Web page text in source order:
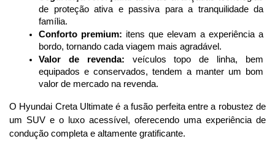
de proteção ativa e passiva para a tranquilidade da
família.
Conforto premium: itens que elevam a experiência a
bordo, tornando cada viagem mais agradável.
Valor de revenda: veículos topo de linha, bem
equipados e conservados, tendem a manter um bom
valor de mercado na revenda.
O Hyundai Creta Ultimate é a fusão perfeita entre a robustez de
um SUV e o luxo acessível, oferecendo uma experiência de
condução completa e altamente gratificante.